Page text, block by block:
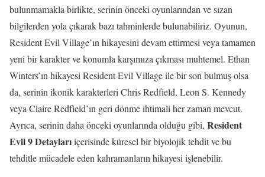
bulunmamakla birlikte, serinin önceki oyunlarından ve sızan
bilgilerden yola çıkarak bazı tahminlerde bulunabiliriz. Oyunun,
Resident Evil Village’ın hikayesini devam ettirmesi veya tamamen
yeni bir karakter ve konumla karşımıza çıkması muhtemel. Ethan
Winters’ın hikayesi Resident Evil Village ile bir son bulmuş olsa
da, serinin ikonik karakterleri Chris Redfield, Leon S. Kennedy
veya Claire Redfield’ın geri dönme ihtimali her zaman mevcut.
Ayrıca, serinin daha önceki oyunlarında olduğu gibi, Resident
Evil 9 Detaylarıiçerisinde küresel bir biyolojik tehdit ve bu
tehditle mücadele eden kahramanların hikayesi işlenebilir.